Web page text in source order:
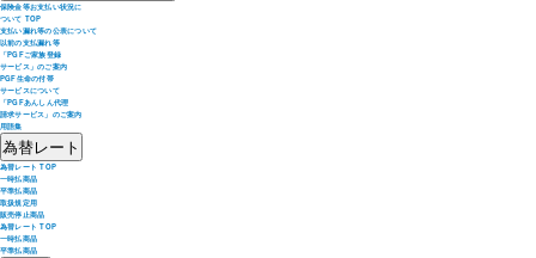
保険金等お支払い状況に
ついて TOP
支払い漏れ等の公表について
以前の支払漏れ等
「PGFご家族登録
サービス」のご案内
PGF生命の付帯
サービスについて
「PGFあんしん代理
請求サービス」のご案内
用語集
為替レート
為替レート TOP
一時払商品
平準払商品
取扱規定用
販売停止商品
為替レート TOP
一時払商品
平準払商品